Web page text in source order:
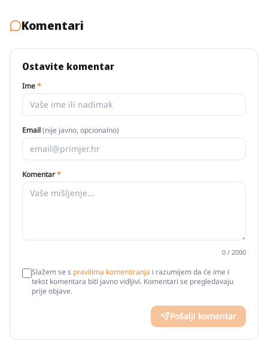
Komentari
Ostavite komentar
Ime*
Email(nije javno, opcionalno)
Komentar*
0 / 2000
Slažem se s pravilima komentiranja i razumijem da će ime i
tekst komentara biti javno vidljivi. Komentari se pregledavaju
prije objave.
Pošalji komentar